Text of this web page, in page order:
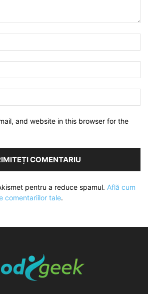
and website in this browser for the
pentru a reduce spamul. Află cum
comentariilor tale.